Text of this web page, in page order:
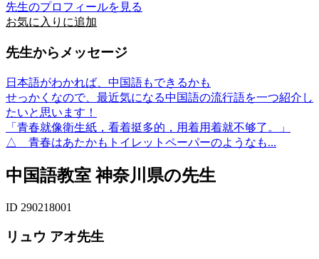
先生のプロフィールを見る
お気に入りに追加
先生からメッセージ
日本語がわかれば、中国語もできるかも
せっかくなので、最近気になる中国語の流行語を一つ紹介し
たいと思います！
「青春就像衛生紙，看着挺多的，用着用着就不够了。」
△ 青春はあたかもトイレットペーパーのようなも...
中国語教室 神奈川県の先生
ID 290218001
リュウ アオ先生